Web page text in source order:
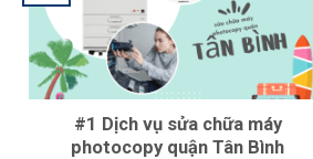
#1 Dịch vụ sửa chữa máy
photocopy quận Tân Bình